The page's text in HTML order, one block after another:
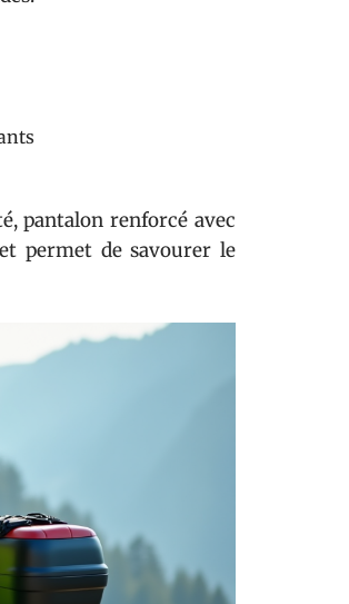
pantalon renforcé avec
permet de savourer le